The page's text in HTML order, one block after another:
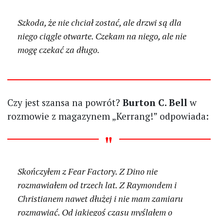
Szkoda, że nie chciał zostać, ale drzwi są dla
niego ciągle otwarte. Czekam na niego, ale nie
mogę czekać za długo.
Czy jest szansa na powrót? Burton C. Bellw
rozmowie z magazynem „Kerrang!” odpowiada:
Skończyłem z Fear Factory. Z Dino nie
rozmawiałem od trzech lat. Z Raymondem i
Christianem nawet dłużej i nie mam zamiaru
rozmawiać. Od jakiegoś czasu myślałem o